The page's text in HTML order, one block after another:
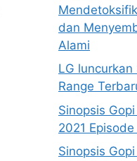
dan
Alami
LG
Range
Sinopsis
2021
Sinopsis